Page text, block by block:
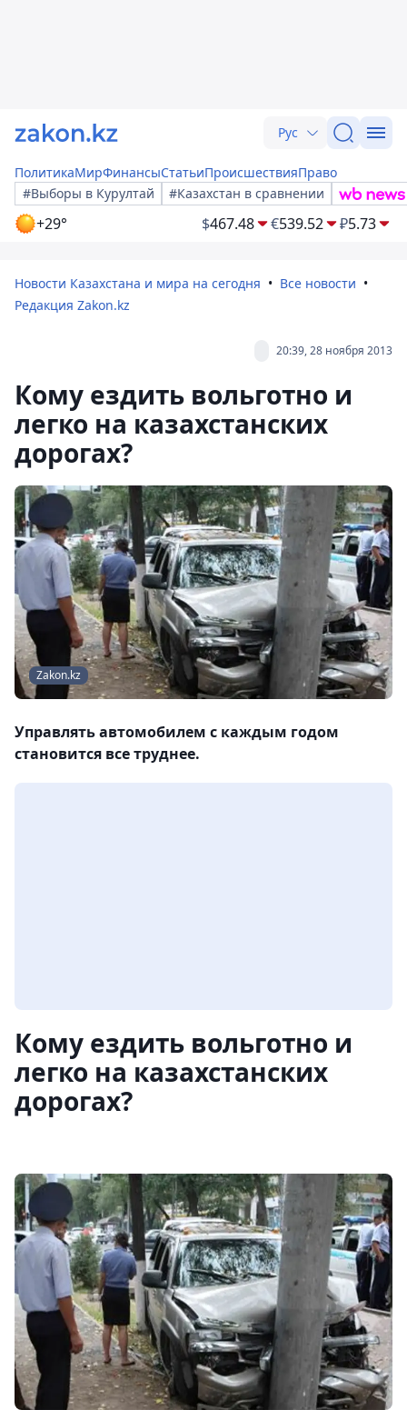
Рус
ПолитикаМирФинансыСтатьиПроисшествияПраво
#Выборы в Курултай
#Казахстан в сравнении
+29° $467.48 €539.52 ₽5.73
Новости Казахстана и мира на сегодня
Все новости
Редакция Zakon.kz
20:39, 28 ноября 2013
Кому ездить вольготно и
легко на казахстанских
дорогах?
Zakon.kz
Управлять автомобилем с каждым годом
становится все труднее.
Кому ездить вольготно и
легко на казахстанских
дорогах?